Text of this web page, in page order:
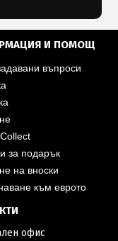
И ПОМОЩ
въпроси
за подарък
на вноски
към еврото
офис